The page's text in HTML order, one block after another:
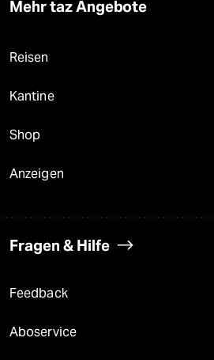
Mehr taz Angebote
Reisen
Kantine
Shop
Anzeigen
Fragen & Hilfe
Feedback
Aboservice